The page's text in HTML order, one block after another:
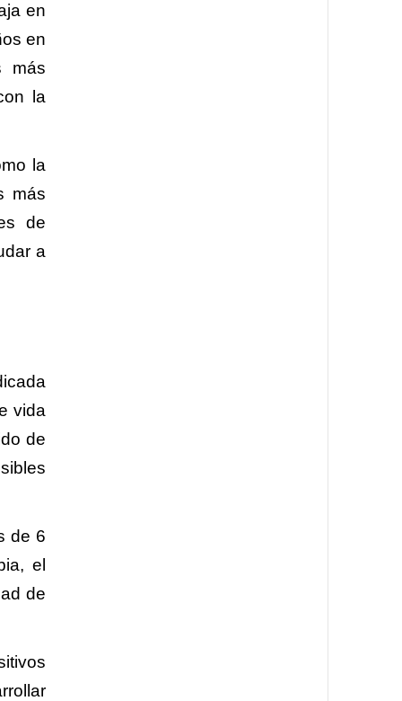
en
en
más
la
la
más
de
a
vida
de
de 6
el
de